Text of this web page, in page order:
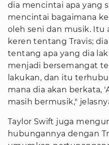
dia mencintai apa yang
mencintai bagaimana
oleh seni dan musik. Itu
keren tentang Travis;
tentang apa yang dia
menjadi bersemangat
lakukan, dan itu
mana dia akan berkata,
masih bermusik,"
Taylor Swift juga
hubungannya dengan